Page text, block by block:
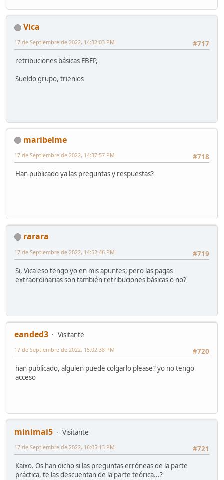
Vica
#717
17 de Septiembre de 2022, 14:32:03 PM
retribuciones básicas EBEP,
Sueldo grupo, trienios
maribelme
#718
17 de Septiembre de 2022, 14:37:57 PM
Han publicado ya las preguntas y respuestas?
rarara
#719
17 de Septiembre de 2022, 14:52:46 PM
Si, Vica eso tengo yo en mis apuntes; pero las pagas
extraordinarias son también retribuciones básicas o no?
eanded3
Visitante
#720
17 de Septiembre de 2022, 15:02:38 PM
han publicado, alguien puede colgarlo please? yo no tengo
acceso
minimai5
Visitante
#721
17 de Septiembre de 2022, 16:05:13 PM
Kaixo. Os han dicho si las preguntas erróneas de la parte
práctica, te las descuentan de la parte teórica...?